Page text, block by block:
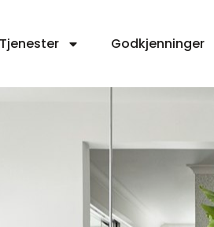
Tjenester Godkjenninger